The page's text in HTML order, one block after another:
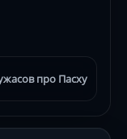
про Пасху